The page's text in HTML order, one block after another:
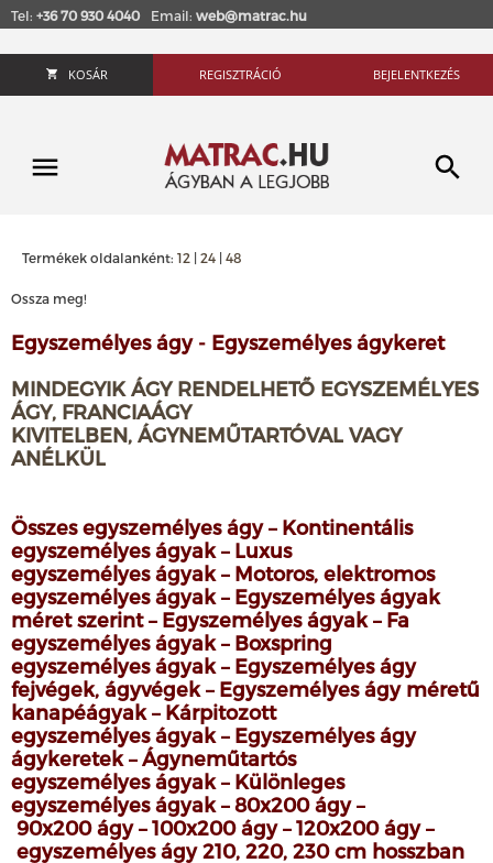
Tel: +36 70 930 4040 Email: web@matrac.hu
KOSÁR REGISZTRÁCIÓ BEJELENTKEZÉS
Termékek oldalanként: 12 | 24 | 48
Ossza meg!
Egyszemélyes ágy - Egyszemélyes ágykeret
MINDEGYIK ÁGY RENDELHETŐ EGYSZEMÉLYES
ÁGY, FRANCIAÁGY
KIVITELBEN, ÁGYNEMŰTARTÓVAL VAGY
ANÉLKÜL
Összes egyszemélyes ágy– Kontinentális
egyszemélyes ágyak– Luxus
egyszemélyes ágyak– Motoros, elektromos
egyszemélyes ágyak– Egyszemélyes ágyak
méret szerint– Egyszemélyes ágyak– Fa
egyszemélyes ágyak– Boxspring
egyszemélyes ágyak– Egyszemélyes ágy
fejvégek, ágyvégek– Egyszemélyes ágy méretű
kanapéágyak– Kárpitozott
egyszemélyes ágyak– Egyszemélyes ágy
ágykeretek–Ágyneműtartós
egyszemélyes ágyak– Különleges
egyszemélyes ágyak– 80x200 ágy –
90x200ágy –100x200 ágy – 120x200 ágy–
egyszemélyes ágy 210, 220, 230 cm hosszban